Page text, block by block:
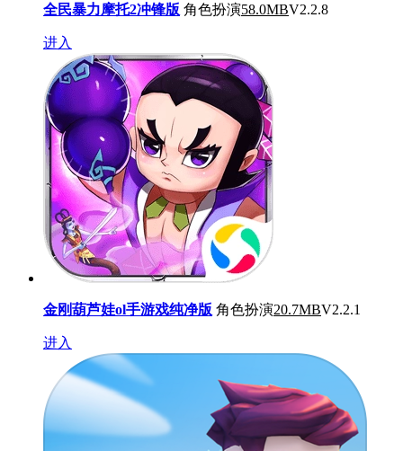
全民暴力摩托2冲锋版 角色扮演58.0MBV2.2.8
进入
金刚葫芦娃ol手游戏纯净版 角色扮演20.7MBV2.2.1
进入